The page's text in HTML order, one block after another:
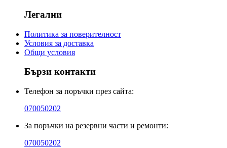
Легални
Политика за поверителност
Условия за доставка
Общи условия
Бързи контакти
Телефон за поръчки през сайта:
070050202
За поръчки на резервни части и ремонти:
070050202